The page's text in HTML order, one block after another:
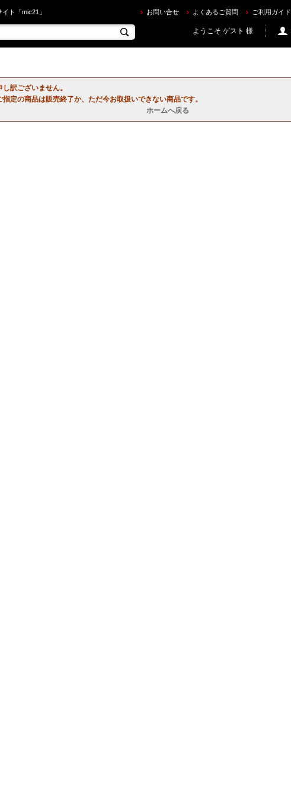
ト「mic21」 お問い合せ よくあるご質問 ご利用ガイド
ようこそ ゲスト 様
し訳ございません。
指定の商品は販売終了か、ただ今お取扱いできない商品です。
ホームへ戻る